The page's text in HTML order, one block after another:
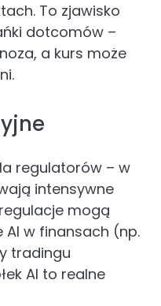
To zjawisko
dotcomów –
a kurs może
regulatorów – w
intensywne
mogą
w finansach (np.
tradingu
AI to realne